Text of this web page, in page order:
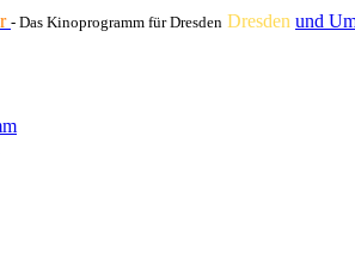
- Das Kinoprogramm für Dresden Dresden und